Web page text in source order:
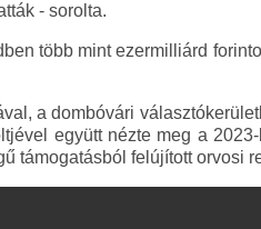
- sorolta.
több mint ezermilliárd
a dombóvári
együtt nézte meg a
támogatásból felújított orvosi